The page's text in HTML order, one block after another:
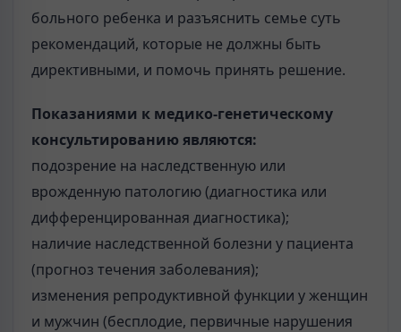
больного ребенка и разъяснить семье суть
рекомендаций, которые не должны быть
директивными, и помочь принять решение.
Показаниями к медико-генетическому
консультированию являются:
подозрение на наследственную или
врожденную патологию (диагностика или
дифференцированная диагностика);
наличие наследственной болезни у пациента
(прогноз течения заболевания);
изменения репродуктивной функции у женщин
и мужчин (бесплодие, первичные нарушения